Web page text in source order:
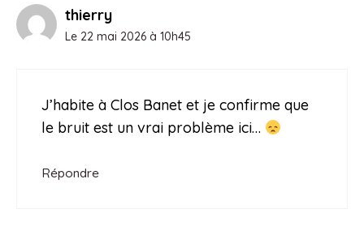
thierry
Le 22 mai 2026 à 10h45
J’habite à Clos Banet et je confirme que
le bruit est un vrai problème ici…
Répondre